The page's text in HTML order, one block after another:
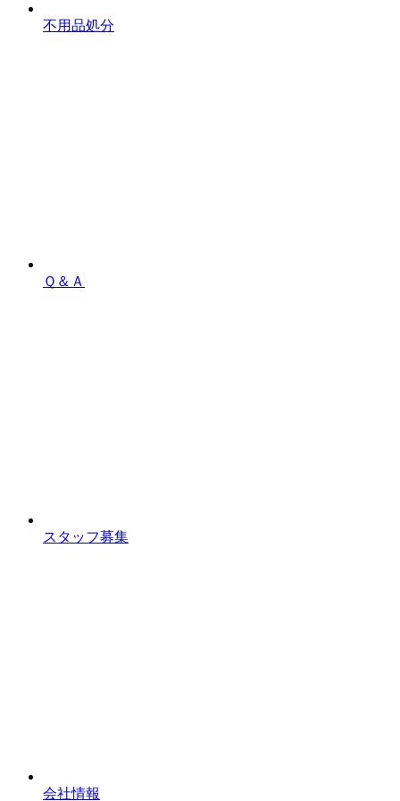
不用品処分
Ｑ＆Ａ
スタッフ募集
会社情報